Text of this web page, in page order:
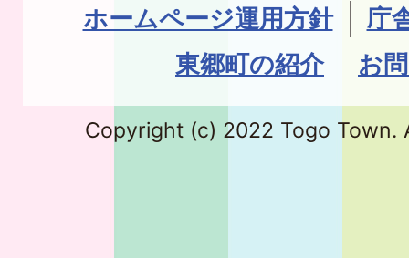
ホームページ運用方針
庁
東郷町の紹介
お
Copyright (c) 2022 Togo Town.